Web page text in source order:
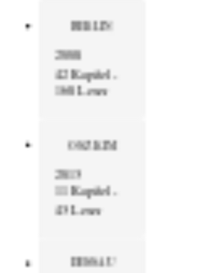
BERLIN
2008
42 Kapitel -
168 Leser
OSZ KIM
2013
11 Kapitel -
43 Leser
DESSAU